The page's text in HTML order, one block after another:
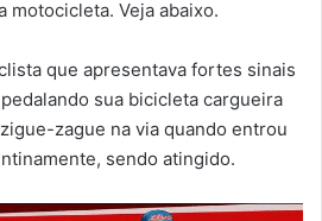
motocicleta. Veja abaixo.
que apresentava fortes sinais
sua bicicleta cargueira
zague na via quando entrou
sendo atingido.